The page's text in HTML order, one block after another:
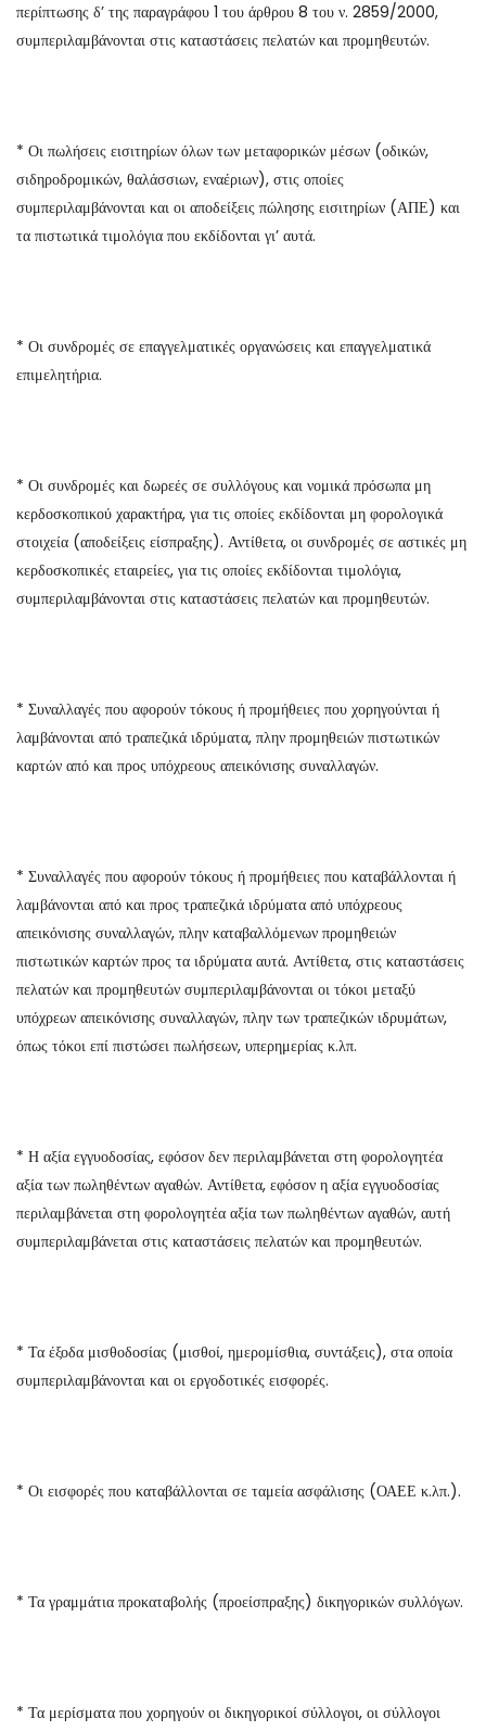
περίπτωσης δ’ της παραγράφου 1 του άρθρου 8 του ν. 2859/2000,
συμπεριλαμβάνονται στις καταστάσεις πελατών και προμηθευτών.
* Οι πωλήσεις εισιτηρίων όλων των μεταφορικών μέσων (οδικών,
σιδηροδρομικών, θαλάσσιων, εναέριων), στις οποίες
συμπεριλαμβάνονται και οι αποδείξεις πώλησης εισιτηρίων (ΑΠΕ) και
τα πιστωτικά τιμολόγια που εκδίδονται γι’ αυτά.
* Οι συνδρομές σε επαγγελματικές οργανώσεις και επαγγελματικά
επιμελητήρια.
* Οι συνδρομές και δωρεές σε συλλόγους και νομικά πρόσωπα μη
κερδοσκοπικού χαρακτήρα, για τις οποίες εκδίδονται μη φορολογικά
στοιχεία (αποδείξεις είσπραξης). Αντίθετα, οι συνδρομές σε αστικές μη
κερδοσκοπικές εταιρείες, για τις οποίες εκδίδονται τιμολόγια,
συμπεριλαμβάνονται στις καταστάσεις πελατών και προμηθευτών.
* Συναλλαγές που αφορούν τόκους ή προμήθειες που χορηγούνται ή
λαμβάνονται από τραπεζικά ιδρύματα, πλην προμηθειών πιστωτικών
καρτών από και προς υπόχρεους απεικόνισης συναλλαγών.
* Συναλλαγές που αφορούν τόκους ή προμήθειες που καταβάλλονται ή
λαμβάνονται από και προς τραπεζικά ιδρύματα από υπόχρεους
απεικόνισης συναλλαγών, πλην καταβαλλόμενων προμηθειών
πιστωτικών καρτών προς τα ιδρύματα αυτά. Αντίθετα, στις καταστάσεις
πελατών και προμηθευτών συμπεριλαμβάνονται οι τόκοι μεταξύ
υπόχρεων απεικόνισης συναλλαγών, πλην των τραπεζικών ιδρυμάτων,
όπως τόκοι επί πιστώσει πωλήσεων, υπερημερίας κ.λπ.
* Η αξία εγγυοδοσίας, εφόσον δεν περιλαμβάνεται στη φορολογητέα
αξία των πωληθέντων αγαθών. Αντίθετα, εφόσον η αξία εγγυοδοσίας
περιλαμβάνεται στη φορολογητέα αξία των πωληθέντων αγαθών, αυτή
συμπεριλαμβάνεται στις καταστάσεις πελατών και προμηθευτών.
* Τα έξοδα μισθοδοσίας (μισθοί, ημερομίσθια, συντάξεις), στα οποία
συμπεριλαμβάνονται και οι εργοδοτικές εισφορές.
* Οι εισφορές που καταβάλλονται σε ταμεία ασφάλισης (ΟΑΕΕ κ.λπ.).
* Τα γραμμάτια προκαταβολής (προείσπραξης) δικηγορικών συλλόγων.
* Τα μερίσματα που χορηγούν οι δικηγορικοί σύλλογοι, οι σύλλογοι